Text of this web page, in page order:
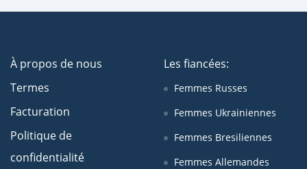
À propos de nous
Termes
Facturation
Politique de
confidentialité
Les fiancées:
Femmes Russes
Femmes Ukrainiennes
Femmes Bresiliennes
Femmes Allemandes